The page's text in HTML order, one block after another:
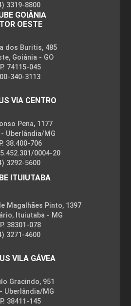
3319-8800
GOIÂNIA
OESTE
dos Buritis, 485
Goiânia - GO
74115-045
340-3113
VIA CENTRO
Pena, 1177
Uberlândia/MG
38.400-706
0004-20
3292-5600
ITUIUTABA
Magalhães Pinto, 1397
Ituiutaba - MG
38301-078
3271-4600
VILA GÁVEA
Gracindo, 951
Uberlândia/MG
38411-145